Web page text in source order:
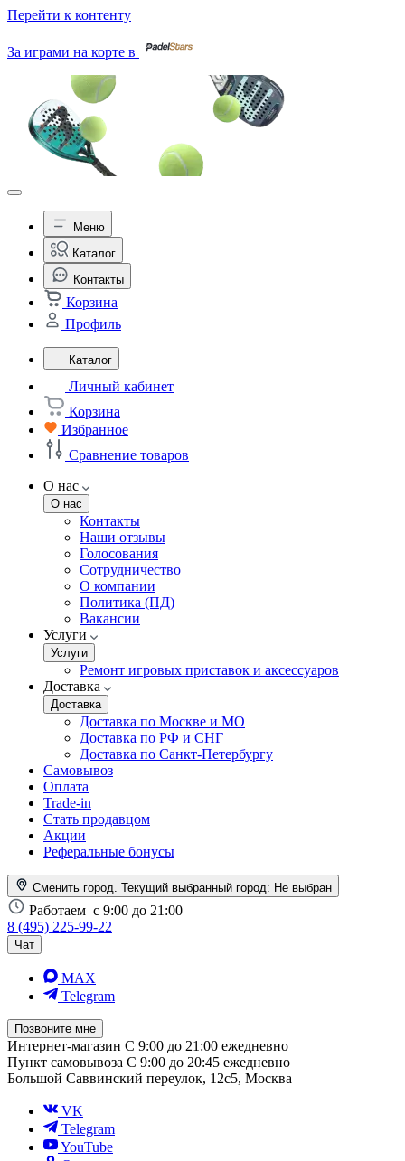
Перейти к контенту
За играми на корте в
Меню
Каталог
Контакты
Корзина
Профиль
Каталог
Личный кабинет
Корзина
Избранное
Сравнение товаров
О нас
О нас
Контакты
Наши отзывы
Голосования
Сотрудничество
О компании
Политика (ПД)
Вакансии
Услуги
Услуги
Ремонт игровых приставок и аксессуаров
Доставка
Доставка
Доставка по Москве и МО
Доставка по РФ и СНГ
Доставка по Санкт-Петербургу
Самовывоз
Оплата
Trade-in
Стать продавцом
Акции
Реферальные бонусы
Сменить город. Текущий выбранный город: Не выбран
Работаем с 9:00 до 21:00
8 (495) 225-99-22
Чат
MAX
Telegram
Позвоните мне
Интернет-магазин С 9:00 до 21:00 ежедневно
Пункт самовывоза С 9:00 до 20:45 ежедневно
Большой Саввинский переулок, 12с5, Москва
VK
Telegram
YouTube